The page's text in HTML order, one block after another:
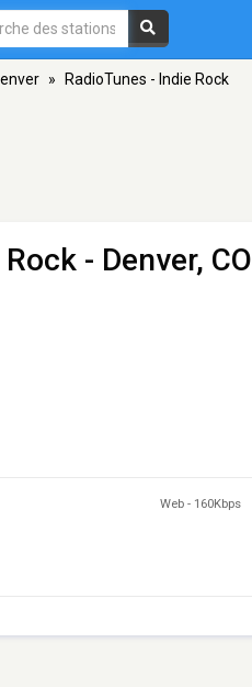
» RadioTunes - Indie Rock
- Denver, CO
Web - 160Kbps